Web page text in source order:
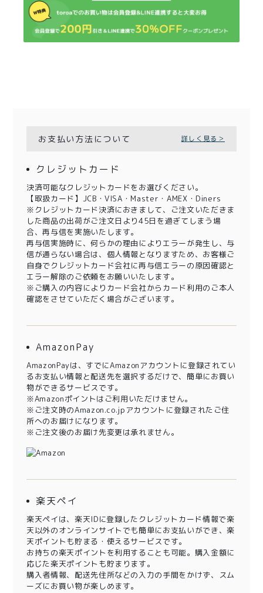
お支払い方法について 詳しく見る＞
クレジットカード
決済可能なクレジットカードをお選びください。
【取扱カード】JCB・VISA・Master・AMEX・Diners
※クレジットカード決済におきまして、ご注文いただきま
した商品の出荷がご注文日より45日を過ぎてしまう場
合、再与信を実施いたします。
再与信実施時に、何らかの理由によりエラーが発生し、与
信が通らない場合は、個人情報となりますため、お客様ご
自身でクレジットカード会社に再与信エラーの原因確認と
エラー解除のご依頼をお願いいたします。
※ご購入の内容によりカード会社からカード利用のご本人
確認をさせていただく場合がございます。
AmazonPay
AmazonPayは、すでにAmazonアカウントに登録されてい
るお支払い情報と配送先を選択するだけで、簡単にお買い
物ができるサービスです。
※Amazonポイントはご利用いただけません。
※ご注文時のAmazon.co.jpアカウントに登録されたご住
所へのお届けになります。
※ご注文後のお届け先変更は承れません。
楽天ペイ
楽天ペイは、楽天IDに登録したクレジットカード情報で楽
天以外のオンラインサイトでも簡単にお支払いができ、楽
天ポイントも貯まる・使えるサービスです。
お持ちの楽天ポイントを利用することも可能。購入金額に
応じた楽天ポイントも貯まります。
購入者情報、配送先住所などの入力の手間をかけず、スム
ーズにお買い物が楽しめます。